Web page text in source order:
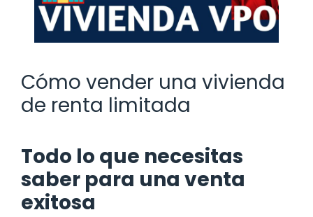
Cómo vender una vivienda
de renta limitada
Todo lo que necesitas
saber para una venta
exitosa